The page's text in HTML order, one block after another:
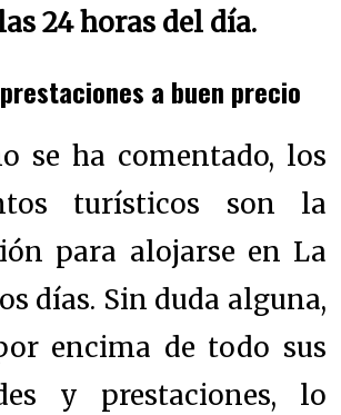
24 horas del día.
a buen precio
se ha comentado, los
turísticos son la
para alojarse en La
días. Sin duda alguna,
encima de todo sus
y prestaciones, lo